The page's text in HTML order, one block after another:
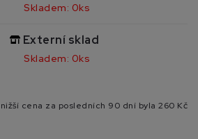
Skladem: 0ks
Externí sklad
Skladem: 0ks
cena za posledních 90 dní byla 260 Kč